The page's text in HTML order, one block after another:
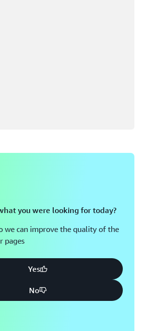
you were looking for today?
we can improve the quality of the
pages
Yes
No